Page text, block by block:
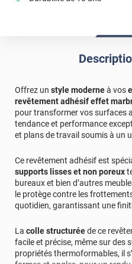
Offrez un style moderneà vos
revêtement adhésif effet
pour transformer vos surfaces
tendance et performance
et plans de travail soumis à un
Ce revêtement adhésif est
supports lisses et non poreux
bureaux et bien d’autres
le protège contre les
quotidien, garantissant une
La colle structuréede ce
facile et précise, même sur des
propriétés thermoformables, il